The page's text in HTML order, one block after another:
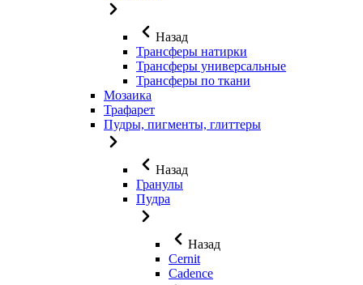
Назад
Трансферы натирки
Трансферы универсальные
Трансферы по ткани
Мозаика
Трафарет
Пудры, пигменты, глиттеры
Назад
Гранулы
Пудра
Назад
Cernit
Cadence